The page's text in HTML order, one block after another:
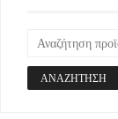
ΑΝΑΖΉΤΗΣΗ